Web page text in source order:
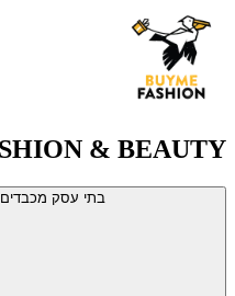
& BEAUTY
בתי עסק מכבדים